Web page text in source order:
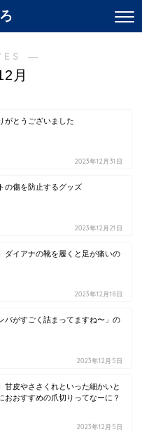
―
月
がとうございました
2023年12月31日
の傷を防止するグッズ
2023年12月21日
ダイアナの靴を履くと足が痛いの
2023年12月18日
パがすごく詰まってますね〜」の
2023年12月5日
甘皮やささくれといった細かいと
おおすすめの爪切りってなーに？
2023年12月5日